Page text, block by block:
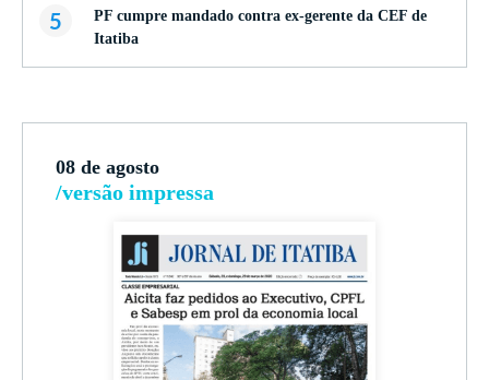
5
PF cumpre mandado contra ex-gerente da CEF de
Itatiba
08 de agosto
/versão impressa